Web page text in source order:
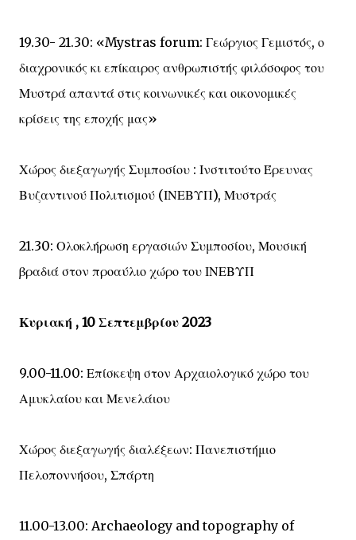
19.30- 21.30: «Mystras forum: Γεώργιος Γεμιστός, ο
διαχρονικός κι επίκαιρος ανθρωπιστής φιλόσοφος του
Μυστρά απαντά στις κοινωνικές και οικονομικές
κρίσεις της εποχής μας»
Χώρος διεξαγωγής Συμποσίου : Ινστιτούτο Έρευνας
Βυζαντινού Πολιτισμού (ΙΝΕΒΥΠ), Μυστράς
21.30: Ολοκλήρωση εργασιών Συμποσίου, Μουσική
βραδιά στον προαύλιο χώρο του ΙΝΕΒΥΠ
Κυριακή , 10 Σεπτεμβρίου 2023
9.00-11.00: Επίσκεψη στον Αρχαιολογικό χώρο του
Αμυκλαίου και Μενελάιου
Χώρος διεξαγωγής διαλέξεων: Πανεπιστήμιο
Πελοποννήσου, Σπάρτη
11.00-13.00: Archaeology and topography of